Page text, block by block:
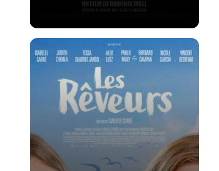
Film réalisé par Dominik Moll
Voir la fiche du film